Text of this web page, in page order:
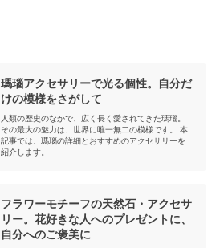
瑪瑙アクセサリーで光る個性。自分だ
けの模様をさがして
人類の歴史のなかで、広く長く愛されてきた瑪瑙。
その最大の魅力は、世界に唯一無二の模様です。 本
記事では、瑪瑙の詳細とおすすめのアクセサリーを
紹介します。
フラワーモチーフの天然石・アクセサ
リー。花好きな人へのプレゼントに、
自分へのご褒美に